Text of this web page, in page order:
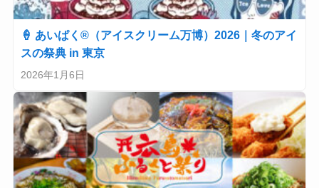
🍦 あいぱく®（アイスクリーム万博）2026｜冬のアイ
スの祭典 in 東京
2026年1月6日